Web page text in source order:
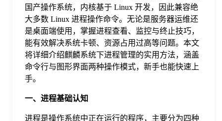
格
常
见
国产操作系统，内核基于 Linux 开发，因此兼容绝
大多数 Linux 进程操作命令。无论是服务器运维还
是桌面端使用，掌握进程查看、监控与终止技巧，
能有效解决系统卡顿、资源占用过高等问题。本文
将详细介绍麒麟系统下进程管理的实用方法，涵盖
命令行与图形界面两种操作模式，新手也能快速上
手。
一、进程基础认知
进程是操作系统中正在运行的程序，主要分为四种